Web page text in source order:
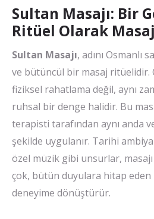
Sultan Masajı: Bir
Ritüel Olarak Masaj
Sultan Masajı, adını Osmanlı
ve bütüncül bir masaj ritüelidir.
fiziksel rahatlama değil, aynı
ruhsal bir denge halidir. Bu
terapisti tarafından aynı anda
şekilde uygulanır. Tarihi
özel müzik gibi unsurlar,
çok, bütün duyulara hitap
deneyime dönüştürür.